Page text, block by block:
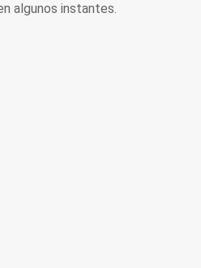
algunos instantes.